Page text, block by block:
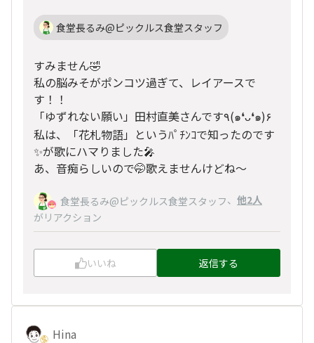
食堂長るみ@ピックルス食堂スタッフ
すみません🤣
私の脳みそがポンコツ過ぎて、レイアースで
す！！
「ゆずれない願い」田村直美さんです٩(๑❛ᴗ❛๑)۶
私は、「花札物語」というﾊﾟﾁﾝｺで知ったのです
✨が歌にハマりました🎤
あ、音痴らしいので🤭歌えませんけどね〜
食堂長るみ@ピックルス食堂スタッフ、 他2人
がリアクション
いいね 返信する
Hina